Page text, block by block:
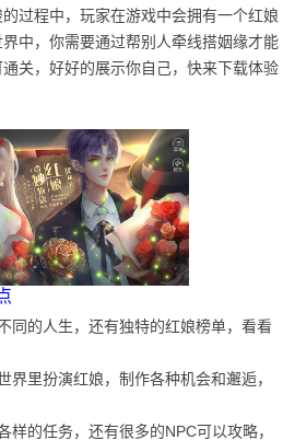
过程中，玩家在游戏中会拥有一个红娘
中，你需要通过帮别人牵线搭姻缘才能
关，好好的展示你自己，快来下载体验
同的人生，还有独特的红娘榜单，看看
界里扮演红娘，制作各种机会和邂逅，
样的任务，还有很多的NPC可以攻略，